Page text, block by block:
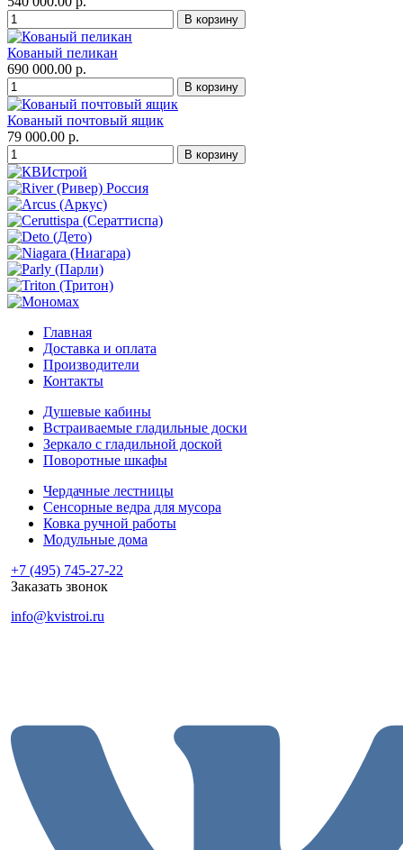
Кованый пеликан
690 000.00 р.
Кованый почтовый ящик
79 000.00 р.
Главная
Доставка и оплата
Производители
Контакты
Душевые кабины
Встраиваемые гладильные доски
Зеркало с гладильной доской
Поворотные шкафы
Чердачные лестницы
Сенсорные ведра для мусора
Ковка ручной работы
Модульные дома
+7 (495) 745-27-22
Заказать звонок
info@kvistroi.ru